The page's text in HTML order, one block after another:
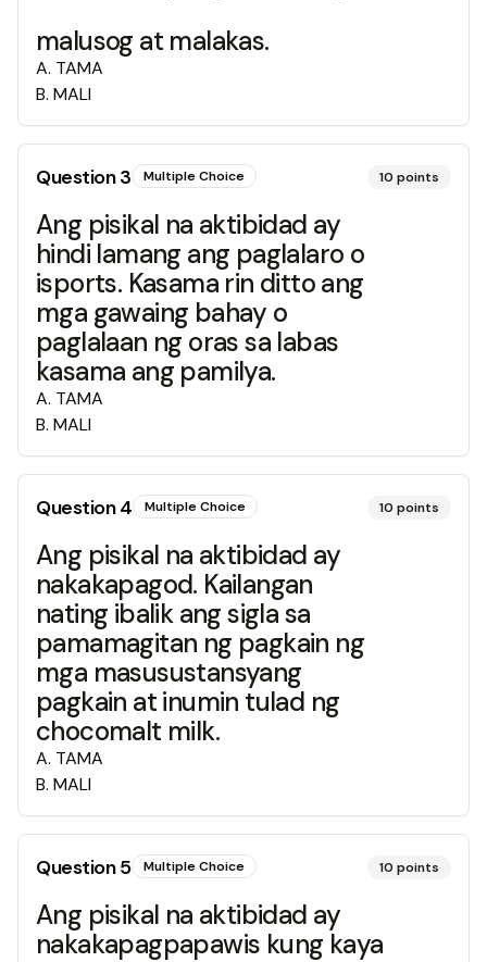
malusog at malakas.
A. TAMA
B. MALI
Question3 Multiple Choice 10 points
Ang pisikal na aktibidad ay
hindi lamang ang paglalaro o
isports. Kasama rin ditto ang
mga gawaing bahay o
paglalaan ng oras sa labas
kasama ang pamilya.
A. TAMA
B. MALI
Question4 Multiple Choice 10 points
Ang pisikal na aktibidad ay
nakakapagod. Kailangan
nating ibalik ang sigla sa
pamamagitan ng pagkain ng
mga masusustansyang
pagkain at inumin tulad ng
chocomalt milk.
A. TAMA
B. MALI
Question5 Multiple Choice 10 points
Ang pisikal na aktibidad ay
nakakapagpapawis kung kaya